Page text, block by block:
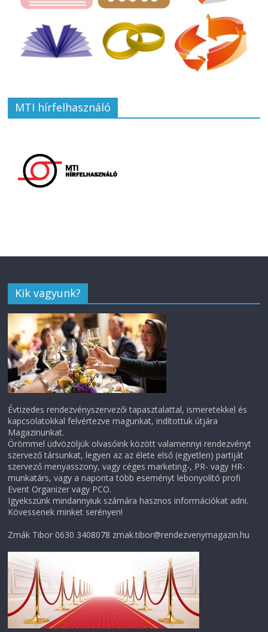
MTI hírfelhasználó
Kik vagyunk?
Évtizedes rendezvényszervezői tapasztalattal, ismeretekkel és
kapcsolatokkal felvértezve magunkat, indítottuk útjára
Magazinunkat.
Örömmel üdvözöljük olvasóink között valamennyi rendezvényt
szervező társunkat, legyen az az élete első (egyetlen) partiját
szervező menyasszony, vagy céges marketing-, PR- vagy HR-
munkatárs, vagy a naponta több eseményt lebonyolító profi
Event Organizer vagy PCO.
Igyekszünk mindannyiuk számára hasznos információkat adni.
Kövessenek minket serényen!
Zmák Tibor 0630 3408078 zmak.tibor@rendezvenymagazin.hu